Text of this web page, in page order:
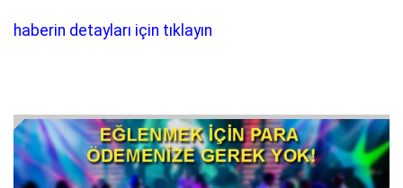
haberin detayları için tıklayın